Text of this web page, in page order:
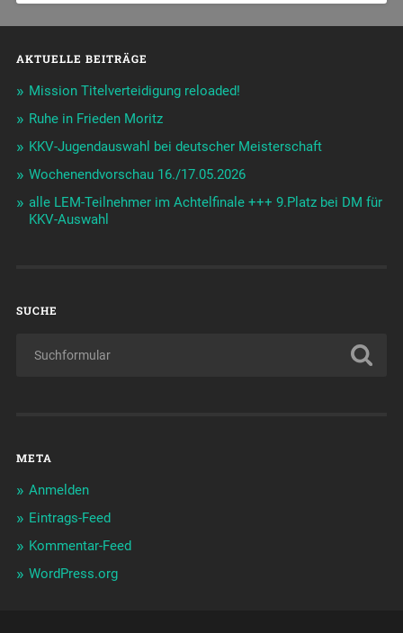
AKTUELLE BEITRÄGE
Mission Titelverteidigung reloaded!
Ruhe in Frieden Moritz
KKV-Jugendauswahl bei deutscher Meisterschaft
Wochenendvorschau 16./17.05.2026
alle LEM-Teilnehmer im Achtelfinale +++ 9.Platz bei DM für
KKV-Auswahl
SUCHE
META
Anmelden
Eintrags-Feed
Kommentar-Feed
WordPress.org